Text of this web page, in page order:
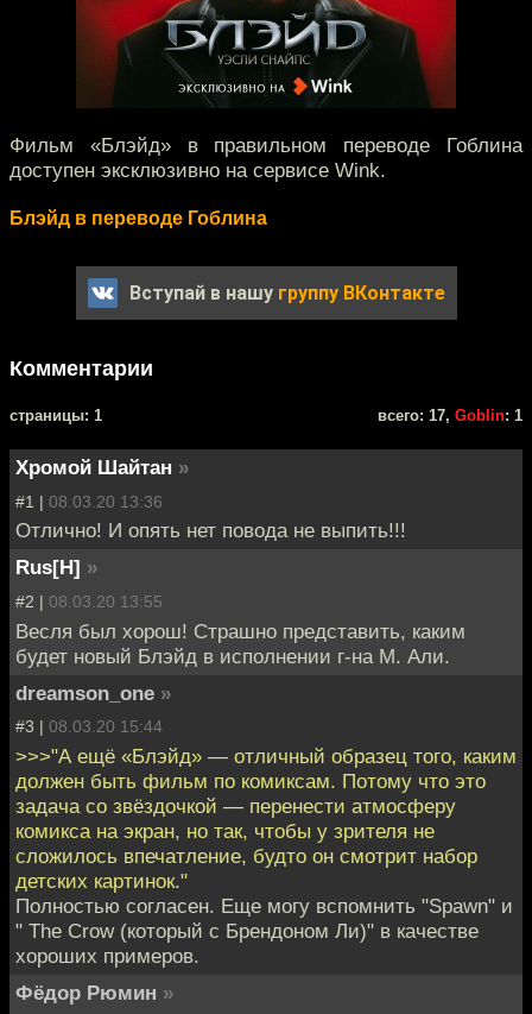
Фильм «Блэйд» в правильном переводе Гоблина
доступен эксклюзивно на сервисе Wink.
Блэйд в переводе Гоблина
Вступай в нашу группу ВКонтакте
Комментарии
cтраницы: 1 всего: 17, Goblin: 1
Хромой Шайтан »
#1 | 08.03.20 13:36
Отлично! И опять нет повода не выпить!!!
Rus[H] »
#2 | 08.03.20 13:55
Весля был хорош! Страшно представить, каким
будет новый Блэйд в исполнении г-на М. Али.
dreamson_one »
#3 | 08.03.20 15:44
>>>"А ещё «Блэйд» — отличный образец того, каким
должен быть фильм по комиксам. Потому что это
задача со звёздочкой — перенести атмосферу
комикса на экран, но так, чтобы у зрителя не
сложилось впечатление, будто он смотрит набор
детских картинок."
Полностью согласен. Еще могу вспомнить "Spawn" и
" The Crow (который с Брендоном Ли)" в качестве
хороших примеров.
Фёдор Рюмин »